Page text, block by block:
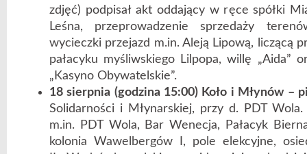
zdjęć) podpisał akt oddający w ręce spółki
Leśna, przeprowadzenie sprzedaży
wycieczki przejazd m.in. Aleją Lipową, liczącą
pałacyku myśliwskiego Lilpopa, willę „Aida”
„Kasyno Obywatelskie”.
18 sierpnia (godzina 15:00) Koło i Młynów –
Solidarności i Młynarskiej, przy d. PDT Wola.
m.in. PDT Wola, Bar Wenecja, Pałacyk
kolonia Wawelbergów I, pole elekcyjne,